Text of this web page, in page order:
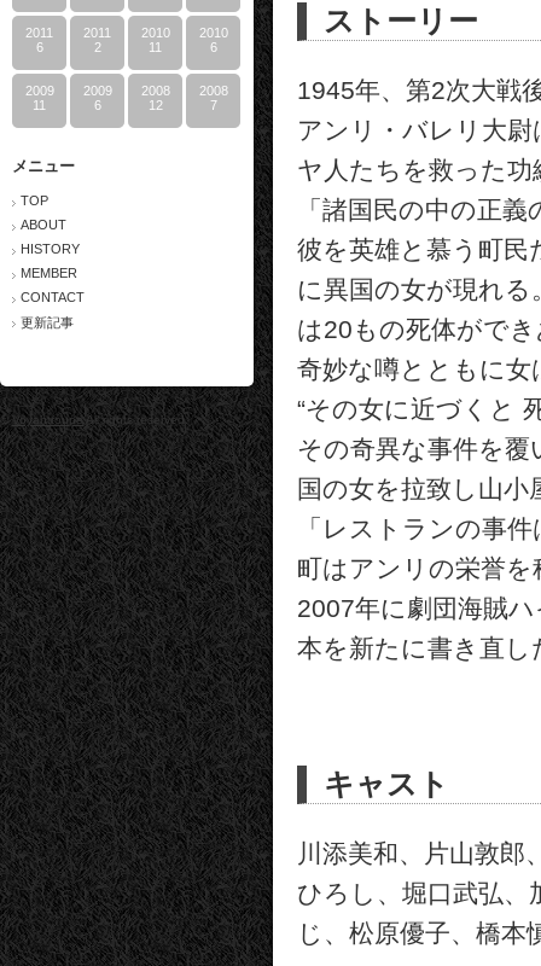
2011
6
2011
2
2010
11
2010
6
2009
11
2009
6
2008
12
2008
7
メニュー
TOP
ABOUT
HISTORY
MEMBER
CONTACT
更新記事
©VoyantroupeAll rights reserved.
ストーリー
1945年、第2次大戦
アンリ・バレリ大
ヤ人たちを救った
「諸国民の中の正
彼を英雄と慕う町
に異国の女が現れ
は20もの死体がで
奇妙な噂とともに女
“その女に近づくと
その奇異な事件を
国の女を拉致し山小
「レストランの事
町はアンリの栄誉
2007年に劇団海賊
本を新たに書き直
キャスト
川添美和、片山敦郎
ひろし、堀口武弘、
じ、松原優子、橋本